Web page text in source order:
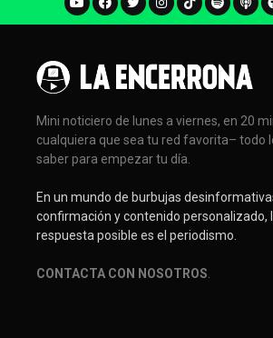
Mini noticiero de lunes a viernes, en 20
cualquiera que sea tu red favorita– todo
saber para empezar tu día.
En un mundo de burbujas
confirmación y contenido personalizado,
respuesta posible es el periodismo.
CONTACTA CON NOSOTROS.